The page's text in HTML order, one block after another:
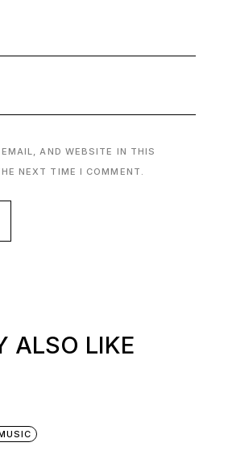
AND WEBSITE IN THIS
NEXT TIME I COMMENT.
ALSO LIKE